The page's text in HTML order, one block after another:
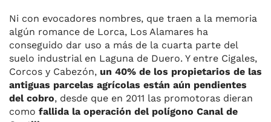
Ni con evocadores nombres, que traen a la memoria
algún romance de Lorca, Los Alamares ha
conseguido dar uso a más de la cuarta parte del
suelo industrial en Laguna de Duero. Y entre Cigales,
Corcos y Cabezón, un 40% de los propietarios de las
antiguas parcelas agrícolas están aún pendientes
del cobro, desde que en 2011 las promotoras dieran
como fallida la operación del polígono Canal de